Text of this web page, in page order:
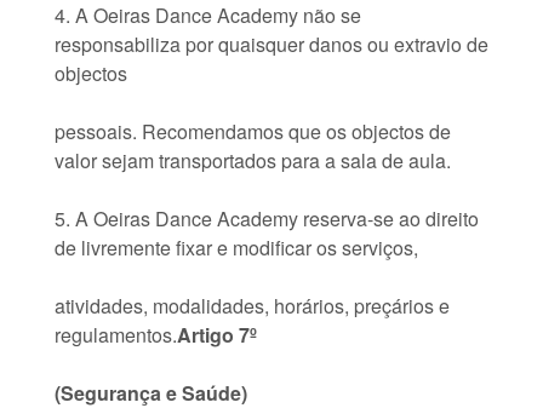
4. A Oeiras Dance Academy não se
responsabiliza por quaisquer danos ou extravio de
objectos
pessoais. Recomendamos que os objectos de
valor sejam transportados para a sala de aula.
5. A Oeiras Dance Academy reserva-se ao direito
de livremente fixar e modificar os serviços,
atividades, modalidades, horários, preçários e
regulamentos.Artigo 7º
(Segurança e Saúde)